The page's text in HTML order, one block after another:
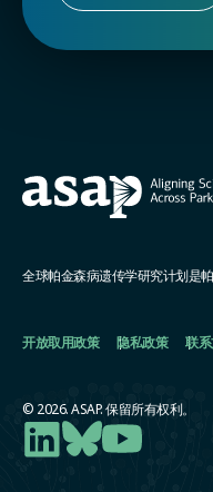
全球帕金森病遗传学研究计划是
开放取用政策 隐私政策 联
© 2026. ASAP. 保留所有权利。